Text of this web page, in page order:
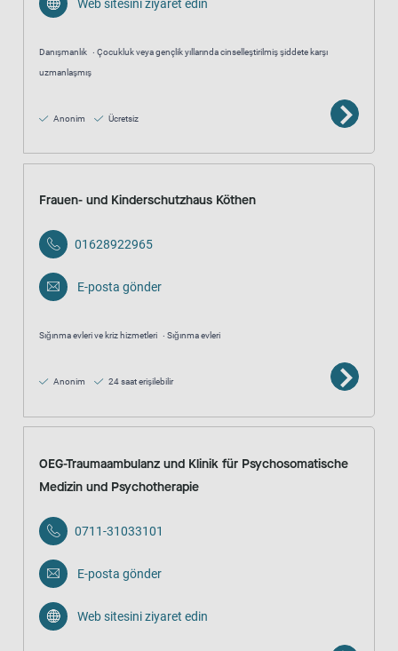
Web sitesini ziyaret edin
Danışmanlık
Çocukluk veya gençlik yıllarında cinselleştirilmiş şiddete karşı
uzmanlaşmış
Anonim Ücretsiz
Frauen- und Kinderschutzhaus Köthen
01628922965
E-posta gönder
Sığınma evleri ve kriz hizmetleri Sığınma evleri
Anonim 24 saat erişilebilir
OEG-Traumaambulanz und Klinik für Psychosomatische
Medizin und Psychotherapie
0711-31033101
E-posta gönder
Web sitesini ziyaret edin